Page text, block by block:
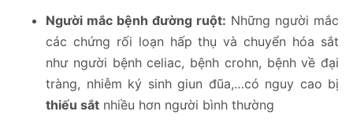
Người mắc bệnh đường ruột: Những người mắc
các chứng rối loạn hấp thụ và chuyển hóa sắt
như người bệnh celiac, bệnh crohn, bệnh về đại
tràng, nhiễm ký sinh giun đũa,…có nguy cao bị
thiếu sắt nhiều hơn người bình thường